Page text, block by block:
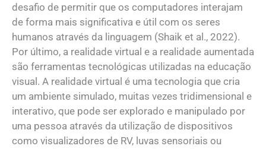
desafio de permitir que os computadores interajam
de forma mais significativa e útil com os seres
humanos através da linguagem (Shaik et al., 2022).
Por último, a realidade virtual e a realidade aumentada
são ferramentas tecnológicas utilizadas na educação
visual. A realidade virtual é uma tecnologia que cria
um ambiente simulado, muitas vezes tridimensional e
interativo, que pode ser explorado e manipulado por
uma pessoa através da utilização de dispositivos
como visualizadores de RV, luvas sensoriais ou